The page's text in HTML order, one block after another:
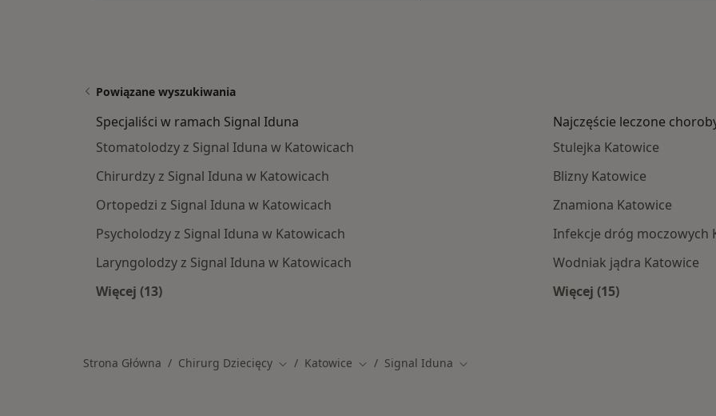
Powiązane wyszukiwania
Specjaliści w ramach Signal Iduna
Stomatolodzy z Signal Iduna w Katowicach
Chirurdzy z Signal Iduna w Katowicach
Ortopedzi z Signal Iduna w Katowicach
Psycholodzy z Signal Iduna w Katowicach
Laryngolodzy z Signal Iduna w Katowicach
Więcej (13)
Najczęście leczone
Stulejka Katowice
Blizny Katowice
Znamiona Katowice
Infekcje dróg moczowych
Wodniak jądra Katowice
Więcej (15)
Strona Główna Chirurg Dziecięcy Zmień miasto
Katowice Zmień miasto
Signal Iduna Zmień miasto